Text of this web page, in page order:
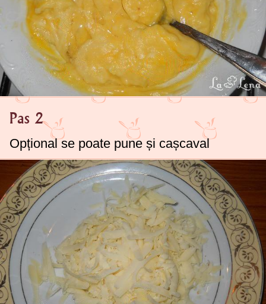
Pas 2
Opțional se poate pune și cașcaval